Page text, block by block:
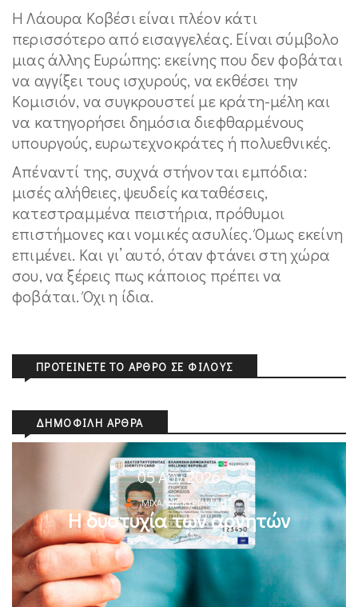
Η Λάουρα Κοβέσι είναι πλέον κάτι
περισσότερο από εισαγγελέας. Είναι σύμβολο
μιας άλλης Ευρώπης: εκείνης που δεν φοβάται
να αγγίξει τους ισχυρούς, να εκθέσει την
Κομισιόν, να συγκρουστεί με κράτη-μέλη και
να κατηγορήσει δημόσια διεφθαρμένους
υπουργούς, ευρωτεχνοκράτες ή πολυεθνικές.
Απέναντί της, συχνά στήνονται εμπόδια:
μισές αλήθειες, ψευδείς καταθέσεις,
κατεστραμμένα πειστήρια, πρόθυμοι
επιστήμονες και νομικές ασυλίες. Όμως εκείνη
επιμένει. Και γι’ αυτό, όταν φτάνει στη χώρα
σου, να ξέρεις πως κάποιος πρέπει να
φοβάται. Όχι η ίδια.
ΠΡΟΤΕΊΝΕΤΕ ΤΟ ΆΡΘΡΟ ΣΕ ΦΊΛΟΥΣ
ΔΗΜΟΦΙΛΉ ΆΡΘΡΑ
05 Αυγ 2026
ΜΙΧΆΛΗΣ ΚΥΡΙΑΚΊΔΗΣ
Η δυστυχία των αρνητών